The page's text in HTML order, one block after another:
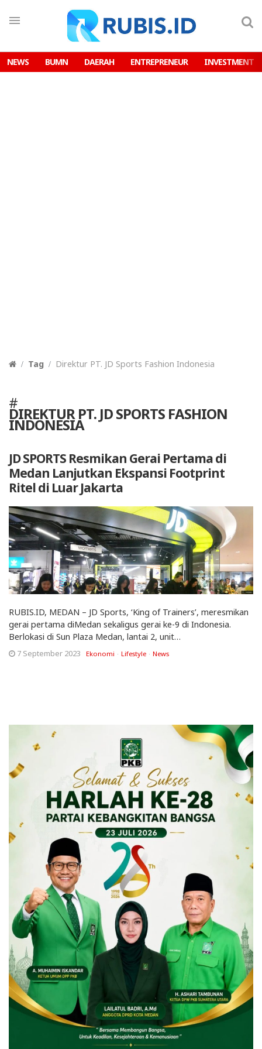
NEWS BUMN DAERAH ENTREPRENEUR INVESTMENT
Tag Direktur PT. JD Sports Fashion Indonesia
#
DIREKTUR PT. JD SPORTS FASHION
INDONESIA
JD SPORTS Resmikan Gerai Pertama di
Medan Lanjutkan Ekspansi Footprint
Ritel di Luar Jakarta
RUBIS.ID, MEDAN – JD Sports, ‘King of Trainers’, meresmikan
gerai pertama diMedan sekaligus gerai ke-9 di Indonesia.
Berlokasi di Sun Plaza Medan, lantai 2, unit…
7 September 2023 Ekonomi Lifestyle News